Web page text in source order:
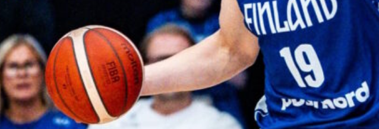
WNBA:ssa Dallas Wings kärsi
tappion, kun Golden State
Valkyries oli parempi
loppulukemin 94-76 (44-36).
Awak Kuier tilastoi vaihdoissa
yhdeksässä ja puolessa
minuutissa neljä pistettä, yhden
levypallon ja kaksi torjuntaa.